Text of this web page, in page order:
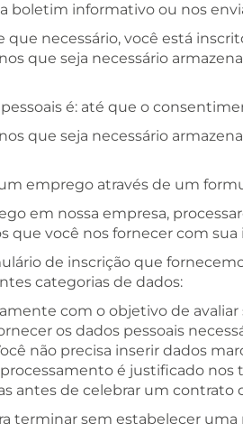
boletim informativo ou nos
que necessário, você está
que seja necessário
é: até que o
que seja necessário
emprego através de um
em nossa empresa,
que você nos fornecer com sua
de inscrição que
categorias de dados:
com o objetivo de
os dados pessoais
não precisa inserir dados
é justificado nos
antes de celebrar um contrato
terminar sem estabelecer uma